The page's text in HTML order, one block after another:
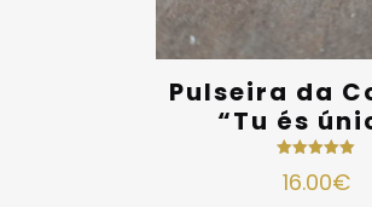
Pulseira da
“Tu és
5.00
16.00€